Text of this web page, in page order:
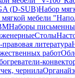
(D-SUB)Набор
мебели
Наборы
Столы
литература
работ
чернила